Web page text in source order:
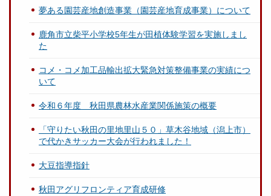
夢ある園芸産地創造事業（園芸産地育成事業）について
鹿角市立柴平小学校5年生が田植体験学習を実施しまし
た
コメ・コメ加工品輸出拡大緊急対策整備事業の実績につ
いて
令和６年度 秋田県農林水産業関係施策の概要
「守りたい秋田の里地里山５０」草木谷地域（潟上市）
で代かきサッカー大会が行われました！
大豆指導指針
秋田アグリフロンティア育成研修